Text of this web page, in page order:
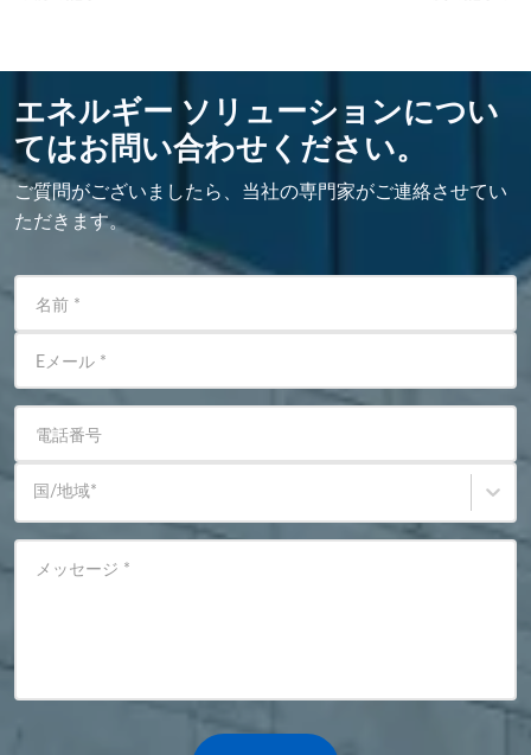
エネルギー ソリューションについ
てはお問い合わせください。
ご質問がございましたら、当社の専門家がご連絡させてい
ただきます。
名前 *
Eメール *
電話番号
国/地域*
メッセージ *